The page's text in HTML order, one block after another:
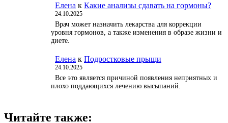
Елена к Какие анализы сдавать на гормоны?
24.10.2025
Врач может назначить лекарства для коррекции
уровня гормонов, а также изменения в образе жизни и
диете.
Елена к Подростковые прыщи
24.10.2025
Все это является причиной появления неприятных и
плохо поддающихся лечению высыпаний.
Читайте также: